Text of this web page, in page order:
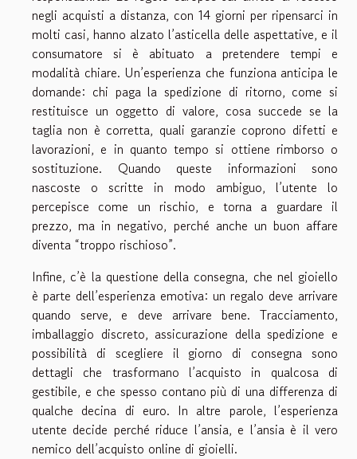
negli acquisti a distanza, con 14 giorni per ripensarci in
molti casi, hanno alzato l’asticella delle aspettative, e il
consumatore si è abituato a pretendere tempi e
modalità chiare. Un’esperienza che funziona anticipa le
domande: chi paga la spedizione di ritorno, come si
restituisce un oggetto di valore, cosa succede se la
taglia non è corretta, quali garanzie coprono difetti e
lavorazioni, e in quanto tempo si ottiene rimborso o
sostituzione. Quando queste informazioni sono
nascoste o scritte in modo ambiguo, l’utente lo
percepisce come un rischio, e torna a guardare il
prezzo, ma in negativo, perché anche un buon affare
diventa “troppo rischioso”.
Infine, c’è la questione della consegna, che nel gioiello
è parte dell’esperienza emotiva: un regalo deve arrivare
quando serve, e deve arrivare bene. Tracciamento,
imballaggio discreto, assicurazione della spedizione e
possibilità di scegliere il giorno di consegna sono
dettagli che trasformano l’acquisto in qualcosa di
gestibile, e che spesso contano più di una differenza di
qualche decina di euro. In altre parole, l’esperienza
utente decide perché riduce l’ansia, e l’ansia è il vero
nemico dell’acquisto online di gioielli.